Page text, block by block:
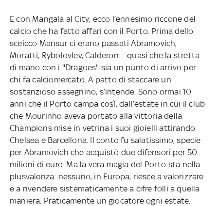
E con Mangala al City, ecco l’ennesimo riccone del
calcio che ha fatto affari con il Porto. Prima dello
sceicco Mansur ci erano passati Abramovich,
Moratti, Rybolovlev, Calderon… quasi che la stretta
di mano con i "Dragoes" sia un punto di arrivo per
chi fa calciomercato. A patto di staccare un
sostanzioso assegnino, s’intende. Sono ormai 10
anni che il Porto campa così, dall’estate in cui il club
che Mourinho aveva portato alla vittoria della
Champions mise in vetrina i suoi gioielli attirando
Chelsea e Barcellona. Il conto fu salatissimo, specie
per Abramovich che acquistò due difensori per 50
milioni di euro. Ma la vera magia del Porto sta nella
plusvalenza: nessuno, in Europa, riesce a valorizzare
e a rivendere sistematicamente a cifre folli a quella
maniera. Praticamente un giocatore ogni estate.